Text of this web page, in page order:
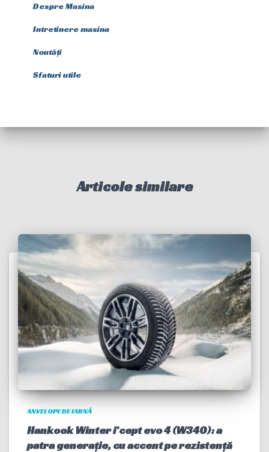
Despre Masina
Intretinere masina
Noutăți
Sfaturi utile
Articole similare
ANVELOPE DE IARNĂ
Hankook Winter i*cept evo 4 (W340): a
patra generație, cu accent pe rezistență